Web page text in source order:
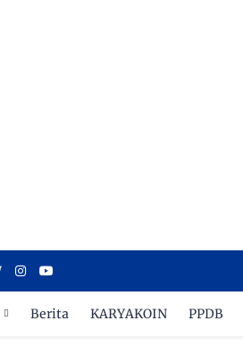
Berita KARYAKOIN PPDB